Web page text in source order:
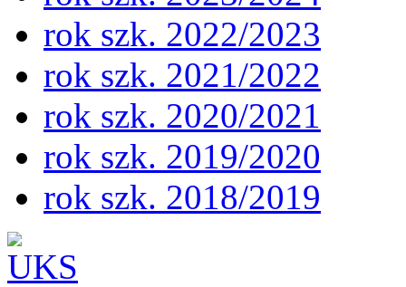
rok szk. 2022/2023
rok szk. 2021/2022
rok szk. 2020/2021
rok szk. 2019/2020
rok szk. 2018/2019